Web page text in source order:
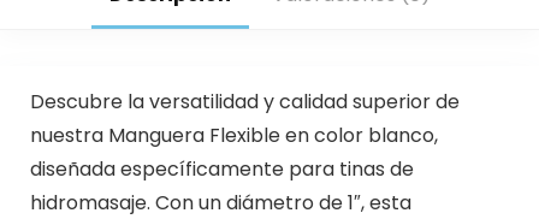
Descubre la versatilidad y calidad superior de
nuestra Manguera Flexible en color blanco,
diseñada específicamente para tinas de
hidromasaje. Con un diámetro de 1″, esta